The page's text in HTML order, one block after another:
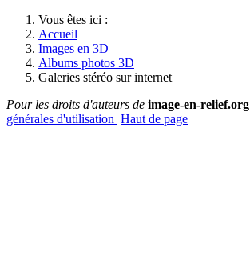
Vous êtes ici :
Accueil
Images en 3D
Albums photos 3D
Galeries stéréo sur internet
Pour les droits d'auteurs de image-en-relief.org
générales d'utilisation Haut de page